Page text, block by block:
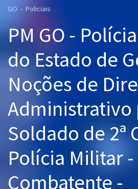
Cursos 20% OFF
Pós
Graduação
OAB
Mentorias
Questões grátis
GO - Policiais
PM GO -
do Estado de
Noções de
Administrativo
Soldado de 2ª
Polícia Militar -
Combatente -